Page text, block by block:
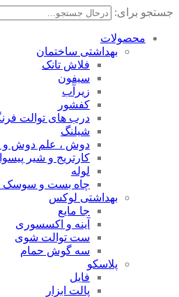
جستجو برای:
محصولات
بهداشتی ساختمان
فلاش تانک
سیفون
زیرآب
کفشور
درب های توالت
شیلنگ
دوش ، علم دوش
کارتریج و شیر
لوله
چاه بست و سوسک
بهداشتی لوکس
جا مایع
آینه و اکسسوری
ست توالت شوی
سه گوش حمام
پلاسکو
فایل
پالت ابزار